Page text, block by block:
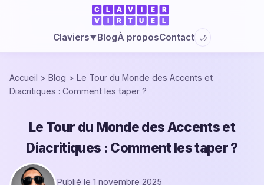
Claviers▼BlogÀ proposContact 🌙
Accueil > Blog > Le Tour du Monde des Accents et
Diacritiques : Comment les taper ?
Le Tour du Monde des Accents et
Diacritiques : Comment les taper ?
Publié le 1 novembre 2025